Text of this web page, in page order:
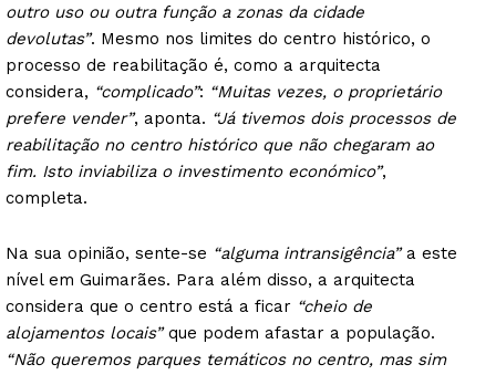
outro uso ou outra função a zonas da cidade
devolutas”. Mesmo nos limites do centro histórico, o
processo de reabilitação é, como a arquitecta
considera, “complicado”: “Muitas vezes, o proprietário
prefere vender”, aponta. “Já tivemos dois processos de
reabilitação no centro histórico que não chegaram ao
fim. Isto inviabiliza o investimento económico”,
completa.
Na sua opinião, sente-se “alguma intransigência”a este
nível em Guimarães. Para além disso, a arquitecta
considera que o centro está a ficar “cheio de
alojamentos locais”que podem afastar a população.
“Não queremos parques temáticos no centro, mas sim